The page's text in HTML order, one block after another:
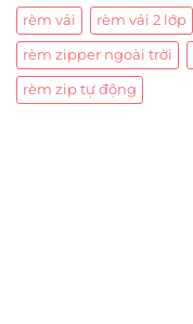
rèm vải rèm vải 2 lớp
rèm zipper ngoài trời
rèm zip tự động